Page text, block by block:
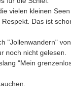
vielen kleinen
Das ist
"Jollenwandern"
noch nicht gelesen.
"Mein